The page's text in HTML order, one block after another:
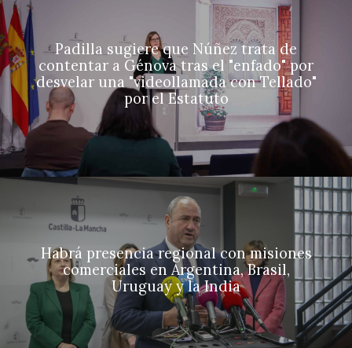
Padilla sugiere que Núñez trata de
contentar a Génova tras el "enfado" por
desvelar una "videollamada con Tellado"
por el Estatuto
Habrá presencia regional con misiones
comerciales en Argentina, Brasil,
Uruguay y la India